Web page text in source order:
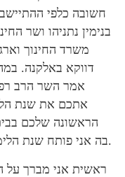
חשובה כלפי
בנימין נתניהו ושר
משרד החינוך
דווקא באלקנה.
אמר השר הרב
אתכם את שנת
הראשונה שלכם
בה אני פותח שנת הלימודים כשר החינוך של כל ילדי ישראל.
ראשית אני מברך על